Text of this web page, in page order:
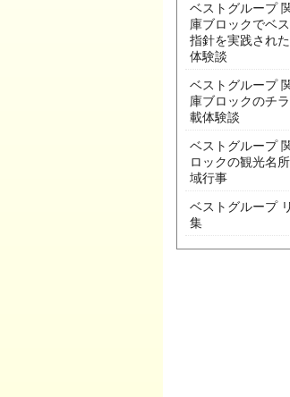
ベストグループ
庫ブロックでベ
指針を実践され
体験談
ベストグループ
庫ブロックのチ
載体験談
ベストグループ
ロックの観光名
域行事
ベストグループ
集